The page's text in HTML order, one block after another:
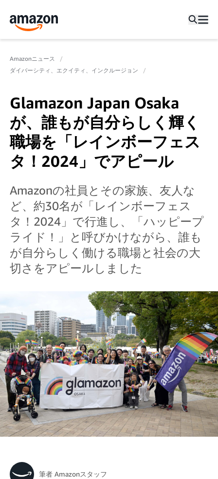
Amazonニュース
ダイバーシティ、エクイティ、インクルージョン
Glamazon Japan Osaka
が、誰もが自分らしく輝く
職場を「レインボーフェス
タ！2024」でアピール
Amazonの社員とその家族、友人な
ど、約30名が「レインボーフェス
タ！2024」で行進し、「ハッピープ
ライド！」と呼びかけながら、誰も
が自分らしく働ける職場と社会の大
切さをアピールしました
筆者 Amazonスタッフ